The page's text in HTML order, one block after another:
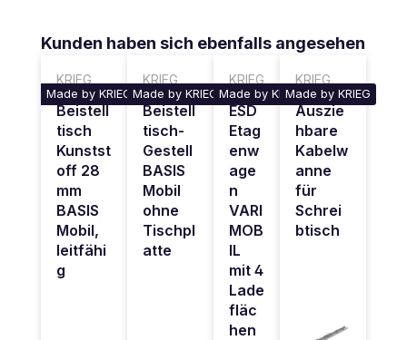
Produktgalerie überspringen
Kunden haben sich ebenfalls angesehen
KRIEG
Made by KRIEG
Beistell
tisch
Kunstst
off 28
mm
BASIS
Mobil,
leitfähi
g
KRIEG
Made by KRIEG
Beistell
tisch-
Gestell
BASIS
Mobil
ohne
Tischpl
atte
KRIEG
Made by KRIEG
ESD
Etag
enw
age
n
VARI
MOB
IL
mit 4
Lade
fläc
hen
KRIEG
Made by KRIEG
Auszie
hbare
Kabelw
anne
für
Schrei
btisch